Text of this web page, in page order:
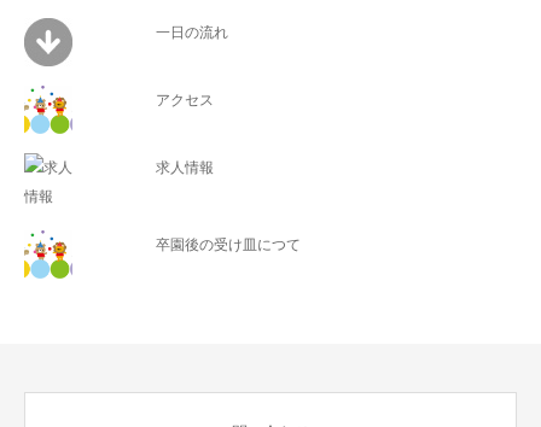
一日の流れ
アクセス
求人情報
卒園後の受け皿につて